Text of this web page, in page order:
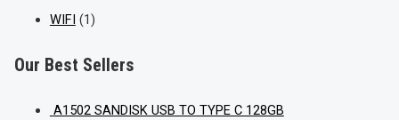
WIFI (1)
Our Best Sellers
A1502 SANDISK USB TO TYPE C 128GB